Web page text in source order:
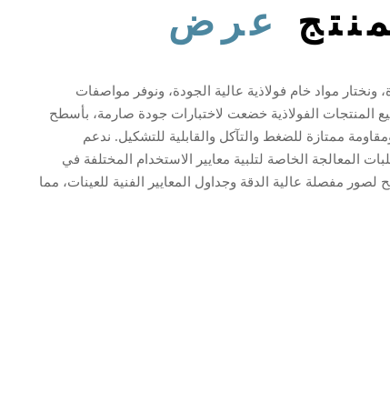
عرض
ونختار مواد خام فولاذية عالية الجودة، ونوفر مواصفات
المنتجات الفولاذية خضعت لاختبارات جودة صارمة، بأسطح
ممتازة للضغط والتآكل والقابلية للتشكيل. ندعم
المعالجة الخاصة لتلبية معايير الاستخدام المختلفة في
مفصلة عالية الدقة وجداول المعايير الفنية للعينات، مما